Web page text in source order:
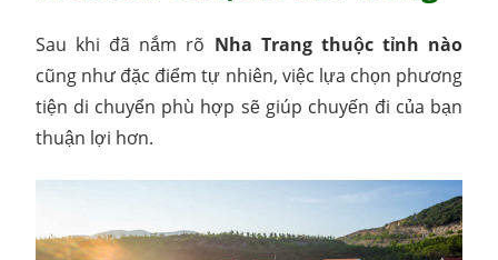
Sau khi đã nắm rõ Nha Trang thuộc tỉnh nào
cũng như đặc điểm tự nhiên, việc lựa chọn phương
tiện di chuyển phù hợp sẽ giúp chuyến đi của bạn
thuận lợi hơn.